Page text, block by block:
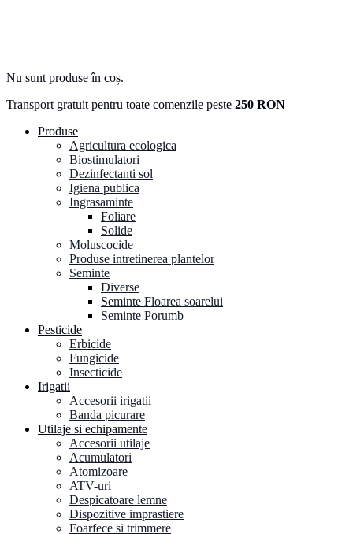
Nu sunt produse în coș.
Transport gratuit pentru toate comenzile peste 250 RON
Produse
Agricultura ecologica
Biostimulatori
Dezinfectanti sol
Igiena publica
Ingrasaminte
Foliare
Solide
Moluscocide
Produse intretinerea plantelor
Seminte
Diverse
Seminte Floarea soarelui
Seminte Porumb
Pesticide
Erbicide
Fungicide
Insecticide
Irigatii
Accesorii irigatii
Banda picurare
Utilaje si echipamente
Accesorii utilaje
Acumulatori
Atomizoare
ATV-uri
Despicatoare lemne
Dispozitive imprastiere
Foarfece si trimmere